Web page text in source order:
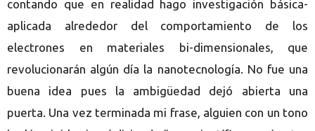
contando que en realidad hago investigación básica-
aplicada alrededor del comportamiento de los
electrones en materiales bi-dimensionales, que
revolucionarán algún día la nanotecnología. No fue una
buena idea pues la ambigüedad dejó abierta una
puerta. Una vez terminada mi frase, alguien con un tono